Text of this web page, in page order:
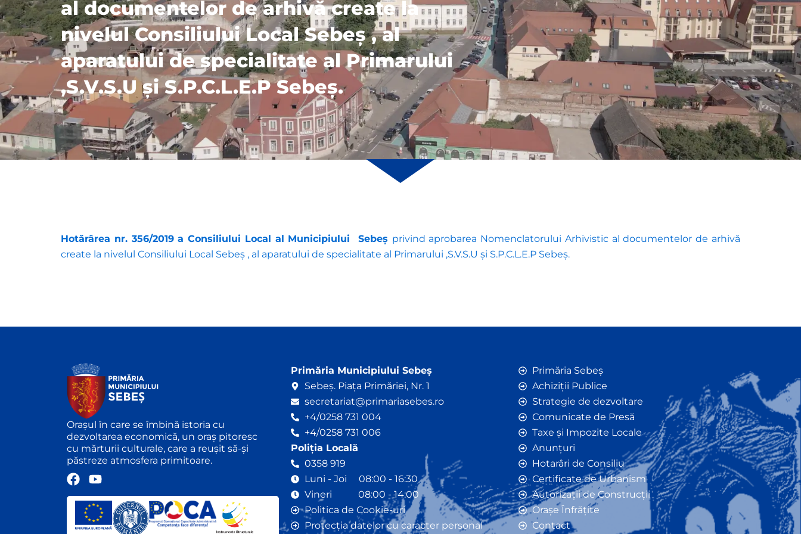
al documentelor de arhivă create la
nivelul Consiliului Local Sebeș , al
aparatului de specialitate al Primarului
,S.V.S.U și S.P.C.L.E.P Sebeș.
Hotărârea nr. 356/2019 a Consiliului Local al Municipiului Sebeș privind aprobarea Nomenclatorului Arhivistic al documentelor de arhivă
create la nivelul Consiliului Local Sebeș , al aparatului de specialitate al Primarului ,S.V.S.U și S.P.C.L.E.P Sebeș.
Orașul în care se îmbină istoria cu
dezvoltarea economică, un oraș pitoresc
cu mărturii culturale, care a reușit să-și
păstreze atmosfera primitoare.
F
c
Y
u
t
Primăria Municipiului Sebeș
Sebeș. Piața Primăriei, Nr. 1
secretariat@primariasebes.ro
+4/0258 731 004
+4/0258 731 006
Poliția Locală
0358 919
Luni - Joi 08:00 - 16:30
Vineri 08:00 - 14:00
Politica de Cookie-uri
Protecția datelor cu caracter personal
Primăria Sebeș
Achiziții Publice
Strategie de dezvoltare
Comunicate de Presă
Taxe și Impozite Locale
Anunțuri
Hotarâri de Consiliu
Certificate de Urbanism
Autorizații de Construcții
Orașe Înfrățite
Contact